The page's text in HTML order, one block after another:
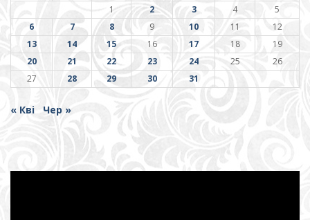
1
2 3 4
5
6
7 8 9 10 11
12
13
14 15 16 17 18
19
20
21 22 23 24 25
26
27
28 29 30 31
« Кві Чер »